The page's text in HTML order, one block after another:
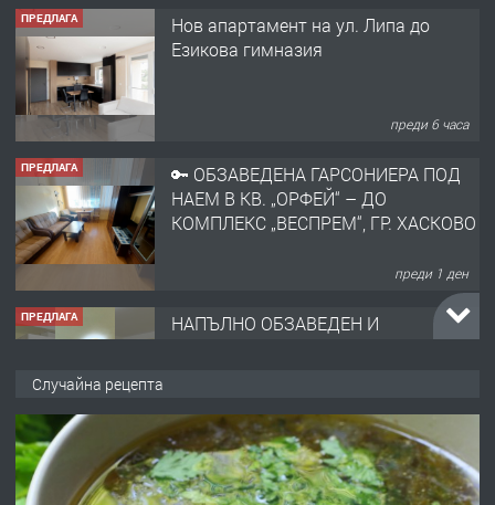
преди 6 часа
ПРЕДЛАГА
КОМПЛЕКС „ВЕСПРЕМ“, ГР. ХАСКОВО
преди 1 ден
ПРЕДЛАГА
НАПЪЛНО ОБЗАВЕДЕН И
АПАРТАМЕНТ В ЦЕНТЪРА НА ГР.
преди 2 дни
преди 2 дни
Случайна рецепта